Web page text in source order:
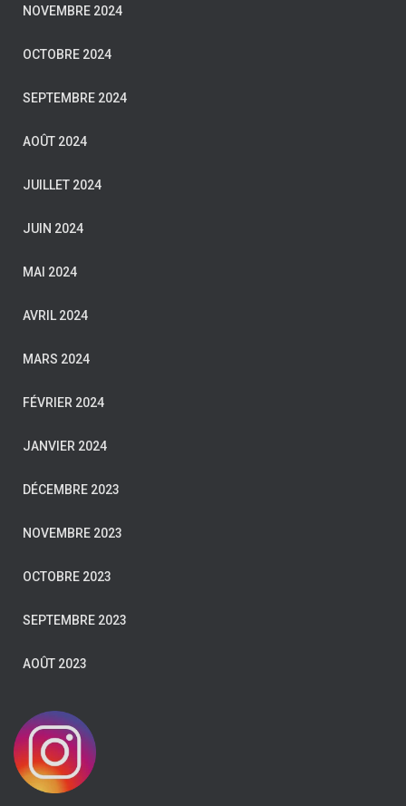
NOVEMBRE 2024
OCTOBRE 2024
SEPTEMBRE 2024
AOÛT 2024
JUILLET 2024
JUIN 2024
MAI 2024
AVRIL 2024
MARS 2024
FÉVRIER 2024
JANVIER 2024
DÉCEMBRE 2023
NOVEMBRE 2023
OCTOBRE 2023
SEPTEMBRE 2023
AOÛT 2023